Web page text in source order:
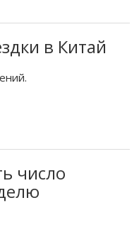
в Китай
число